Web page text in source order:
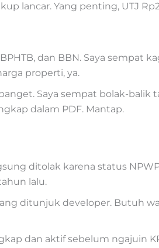
lancar. Yang penting, UTJ
dan BBN. Saya sempat
properti, ya.
Saya sempat bolak-balik
dalam PDF. Mantap.
ditolak karena status
lalu.
ditunjuk developer. Butuh
dan aktif sebelum ngajuin